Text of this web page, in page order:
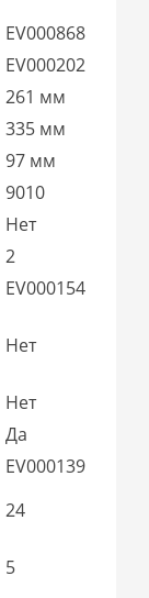
EV000868
EV000202
261 мм
335 мм
97 мм
9010
Нет
2
EV000154
Нет
Нет
Да
EV000139
24
5